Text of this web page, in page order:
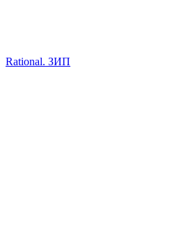
Rational. ЗИП